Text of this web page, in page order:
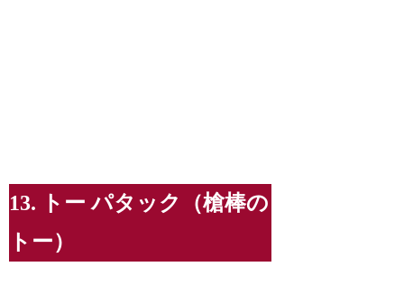
13. トー パタック（槍棒の
トー）